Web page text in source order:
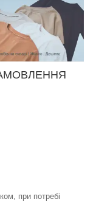
при потребі